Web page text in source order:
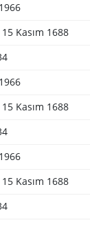
Kasım 1688
Kasım 1688
Kasım 1688